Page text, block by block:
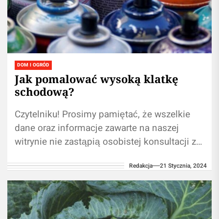
DOM I OGRÓD
Jak pomalować wysoką klatkę
schodową?
Czytelniku! Prosimy pamiętać, że wszelkie
dane oraz informacje zawarte na naszej
witrynie nie zastąpią osobistej konsultacji ze
zawartych na naszym blogu w...
Redakcja 21 Stycznia, 2024